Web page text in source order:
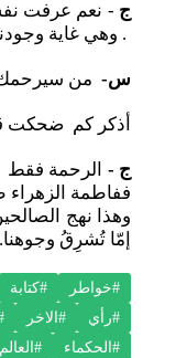
ج - نعم عرفت
. وهي غاية
س-من
أذكر كم ضحكت
ج - الرحمة فقط
ففاطمة الزهراء
وهذا نهج
إمّا تُشرِقُ
#خواطر #كتابة
#رأي
#الاخر
#الحكماء
#العالم